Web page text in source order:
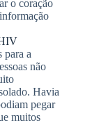
o coração
para a
não
Havia
pegar
muitos